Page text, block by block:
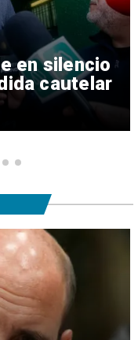
en silencio
cautelar